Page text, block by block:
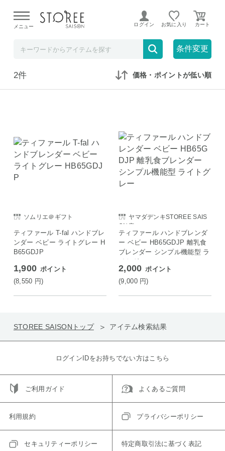
よる配送遅延が発生しております。
メニュー ログイン お気に入り
条件変更
在庫なしも表示 セール対象のみ
2件 価格・ポイントが低い順
ソムリエ＠ギフト
ティファール T-fal ハンドブレ
ンダー ベビー ライトグレー H
B65GDJP
1,900 ポイント
(8,550 円)
ヤマダデンキSTOREE SAIS
ON店
ティファール ハンドブレンダ
ー ベビー HB65GDJP 離乳食
ブレンダー シンプル機能型 ラ
イトグレー
2,000 ポイント
(9,000 円)
STOREE SAISONトップ アイテム検索結果
ログインIDをお持ちでない方はこちら
ご利用ガイド よくあるご質問
利用規約 プライバシーポリシー
セキュリティーポリシー 特定商取引法に基づく表記